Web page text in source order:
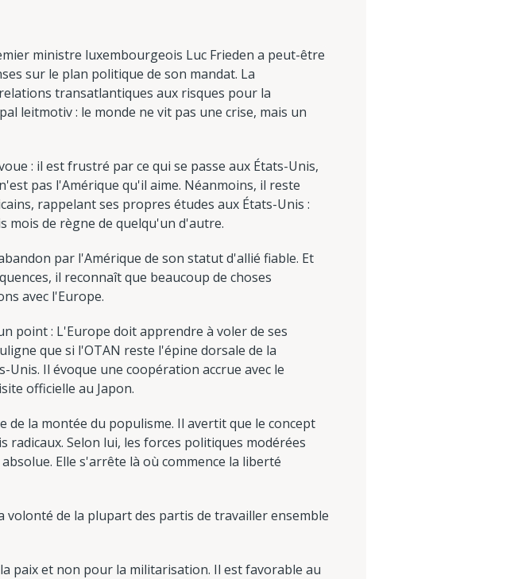
ministre luxembourgeois Luc Frieden a peut-être
sur le plan politique de son mandat. La
transatlantiques aux risques pour la
leitmotiv : le monde ne vit pas une crise, mais un
: il est frustré par ce qui se passe aux États-Unis,
pas l'Amérique qu'il aime. Néanmoins, il reste
rappelant ses propres études aux États-Unis :
mois de règne de quelqu'un d'autre.
par l'Amérique de son statut d'allié fiable. Et
il reconnaît que beaucoup de choses
avec l'Europe.
point : L'Europe doit apprendre à voler de ses
que si l'OTAN reste l'épine dorsale de la
Il évoque une coopération accrue avec le
officielle au Japon.
la montée du populisme. Il avertit que le concept
Selon lui, les forces politiques modérées
Elle s'arrête là où commence la liberté
de la plupart des partis de travailler ensemble
paix et non pour la militarisation. Il est favorable au